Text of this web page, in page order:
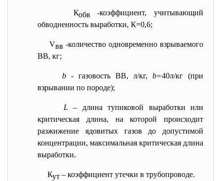
Кобв -коэффициент, учитывающий
обводненность выработки, К=0,6;
Vвв -количество одновременно взрываемого
ВВ, кг;
b - газовость ВВ, л/кг, b=40л/кг (при
взрывании по породе);
L – длина тупиковой выработки или
критическая длина, на которой происходит
разжижение ядовитых газов до допустимой
концентрации, максимальная критическая длина
выработки.
Кут – коэффициент утечки в трубопроводе.